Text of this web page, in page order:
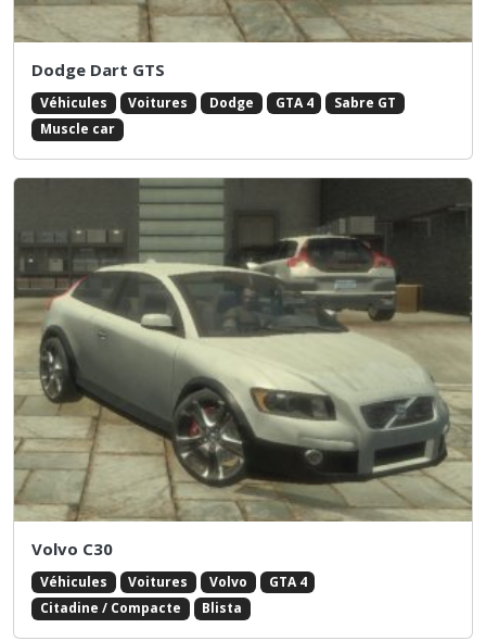
Dodge Dart GTS
Véhicules Voitures Dodge GTA 4
Sabre GT
Muscle car
Volvo C30
Véhicules Voitures Volvo
GTA 4
Citadine / Compacte
Blista